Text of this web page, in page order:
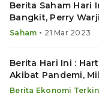
Berita Saham Hari
Bangkit, Perry
BI
Saham • 21 Mar 2023
Berita Hari Ini :
Akibat Pandemi,
Berita Ekonomi